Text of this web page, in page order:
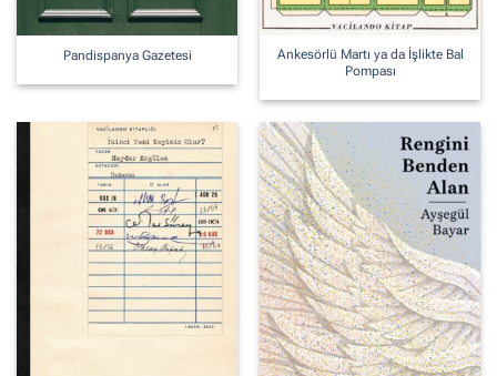
Pandispanya Gazetesi
Ankesörlü Martı ya da İşlikte Bal
Pompası